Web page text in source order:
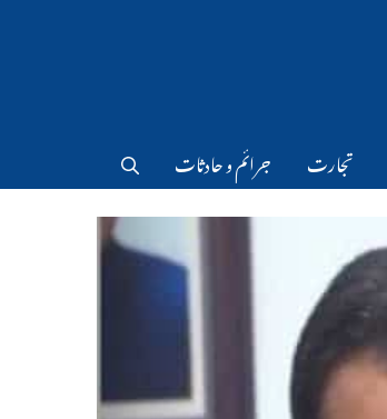
تجارت جرائم و حادثات